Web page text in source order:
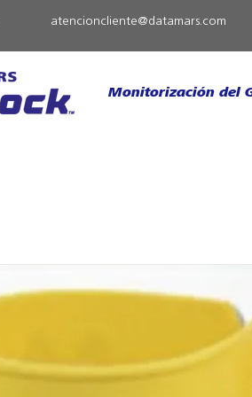
atencioncliente@datamars.com
Monitorización del